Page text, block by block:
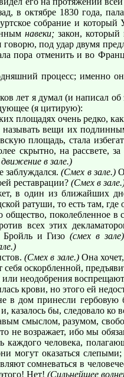
в октябре 1830 года,
собрание и
навеки;закон,
под удар двумя
пора отменить и во
процесс;
лет я думал (и
(я цитирую):
площадях очень редко,
вещи их
площадь, стала
скрытно, на рассвете,
в зале.)
заблуждался.(Смех в зале.)
реставрации? (Смех в
в один из ближайших
ратуши, то есть там,
поколебленное
всех этих
Бройль и Гизо(смех в
(Смех в зале.) Она
оскорбленной,
неодобрения
крови, но этого ей
в дом принесли
бы, следовало
смыслом, разумом,
не возражает, ибо мы
каждого человека,
могут оказаться
сомневаться в
Нет! (Сильнейшее